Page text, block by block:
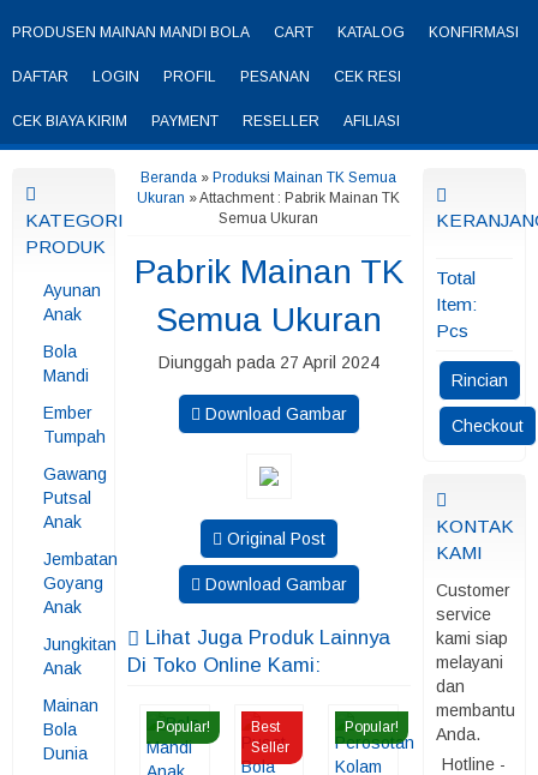
PRODUSEN MAINAN MANDI BOLA CART KATALOG KONFIRMASI
DAFTAR LOGIN PROFIL PESANAN CEK RESI
CEK BIAYA KIRIM PAYMENT RESELLER AFILIASI
KATEGORI
PRODUK
Ayunan
Anak
Bola
Mandi
Ember
Tumpah
Gawang
Putsal
Anak
Jembatan
Goyang
Anak
Jungkitan
Anak
Mainan
Bola
Dunia
Beranda » Produksi Mainan TK Semua
Ukuran » Attachment : Pabrik Mainan TK
Semua Ukuran
Pabrik Mainan TK
Semua Ukuran
Diunggah pada 27 April 2024
Download Gambar
Original Post
Download Gambar
Lihat Juga Produk Lainnya
Di Toko Online Kami:
Popular!
Best
Seller
Popular!
Total
Item:
Pcs
Rincian
Checkout
KONTAK
KAMI
Customer
service
kami siap
melayani
dan
membantu
Anda.
Hotline -